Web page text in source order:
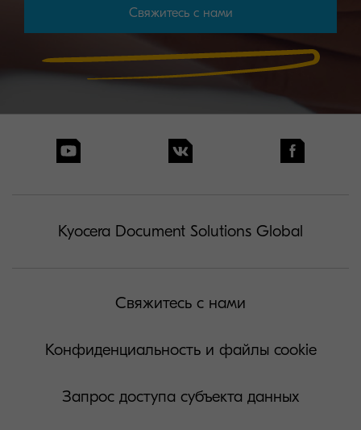
Свяжитесь с нами
Kyocera Document Solutions Global
Свяжитесь с нами
Конфиденциальность и файлы cookie
Запрос доступа субъекта данных